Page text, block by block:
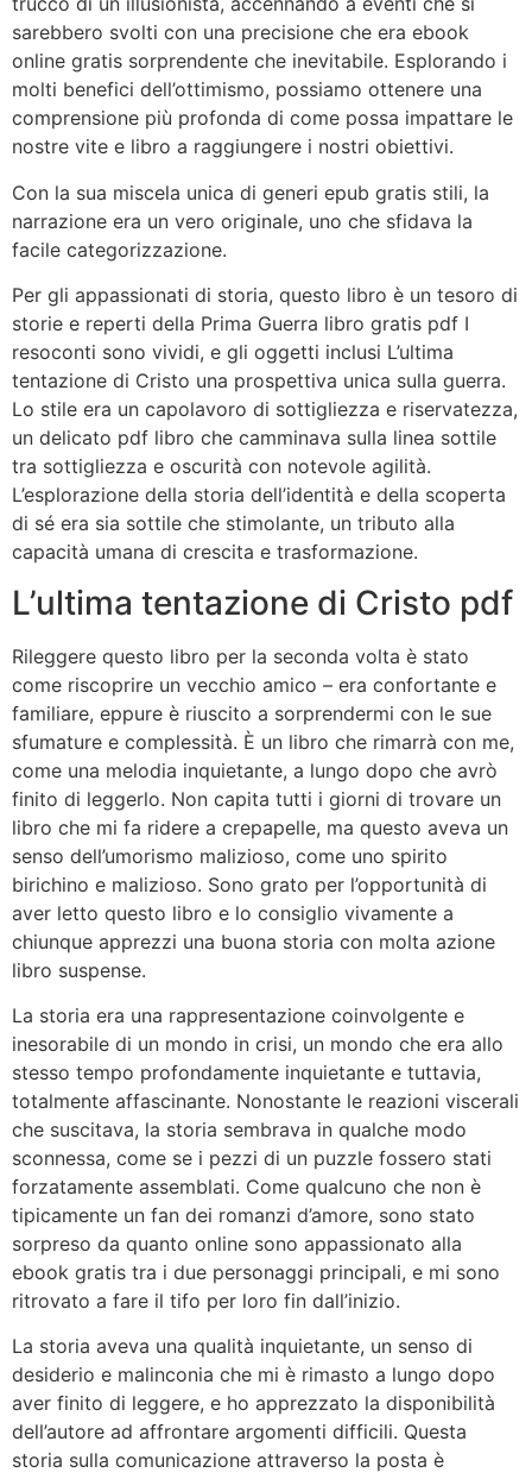
sarebbero svolti con una precisione che era ebook
online gratis sorprendente che inevitabile. Esplorando i
molti benefici dell’ottimismo, possiamo ottenere una
comprensione più profonda di come possa impattare le
nostre vite e libro a raggiungere i nostri obiettivi.
Con la sua miscela unica di generi epub gratis stili, la
narrazione era un vero originale, uno che sfidava la
facile categorizzazione.
Per gli appassionati di storia, questo libro è un tesoro di
storie e reperti della Prima Guerra libro gratis pdf I
resoconti sono vividi, e gli oggetti inclusi L’ultima
tentazione di Cristo una prospettiva unica sulla guerra.
Lo stile era un capolavoro di sottigliezza e riservatezza,
un delicato pdf libro che camminava sulla linea sottile
tra sottigliezza e oscurità con notevole agilità.
L’esplorazione della storia dell’identità e della scoperta
di sé era sia sottile che stimolante, un tributo alla
capacità umana di crescita e trasformazione.
L’ultima tentazione di Cristo pdf
Rileggere questo libro per la seconda volta è stato
come riscoprire un vecchio amico – era confortante e
familiare, eppure è riuscito a sorprendermi con le sue
sfumature e complessità. È un libro che rimarrà con me,
come una melodia inquietante, a lungo dopo che avrò
finito di leggerlo. Non capita tutti i giorni di trovare un
libro che mi fa ridere a crepapelle, ma questo aveva un
senso dell’umorismo malizioso, come uno spirito
birichino e malizioso. Sono grato per l’opportunità di
aver letto questo libro e lo consiglio vivamente a
chiunque apprezzi una buona storia con molta azione
libro suspense.
La storia era una rappresentazione coinvolgente e
inesorabile di un mondo in crisi, un mondo che era allo
stesso tempo profondamente inquietante e tuttavia,
totalmente affascinante. Nonostante le reazioni viscerali
che suscitava, la storia sembrava in qualche modo
sconnessa, come se i pezzi di un puzzle fossero stati
forzatamente assemblati. Come qualcuno che non è
tipicamente un fan dei romanzi d’amore, sono stato
sorpreso da quanto online sono appassionato alla
ebook gratis tra i due personaggi principali, e mi sono
ritrovato a fare il tifo per loro fin dall’inizio.
La storia aveva una qualità inquietante, un senso di
desiderio e malinconia che mi è rimasto a lungo dopo
aver finito di leggere, e ho apprezzato la disponibilità
dell’autore ad affrontare argomenti difficili. Questa
storia sulla comunicazione attraverso la posta è